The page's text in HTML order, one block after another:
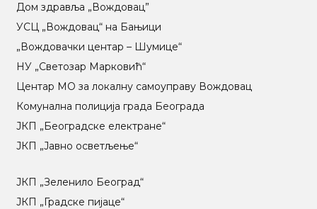
Дом здравља „Вождовац”
УСЦ „Вождовац“ на Бањици
„Вождовачки центар – Шумице“
НУ „Светозар Марковић“
Центар МO за локалну самоуправу Вождовац
Комунална полиција града Београда
ЈКП „Београдске електране“
ЈКП „Јавно осветљење“
ЈКП „Зеленило Београд“
ЈКП „Градске пијаце“